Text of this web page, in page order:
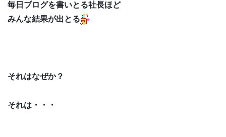
毎日ブログを書いとる社長ほど
みんな結果が出とる
それはなぜか？
それは・・・